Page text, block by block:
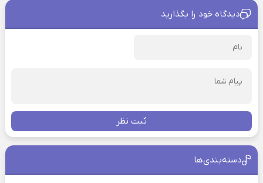
دیدگاه خود را بگذارید
ثبت نظر
دسته‌بندی‌ها